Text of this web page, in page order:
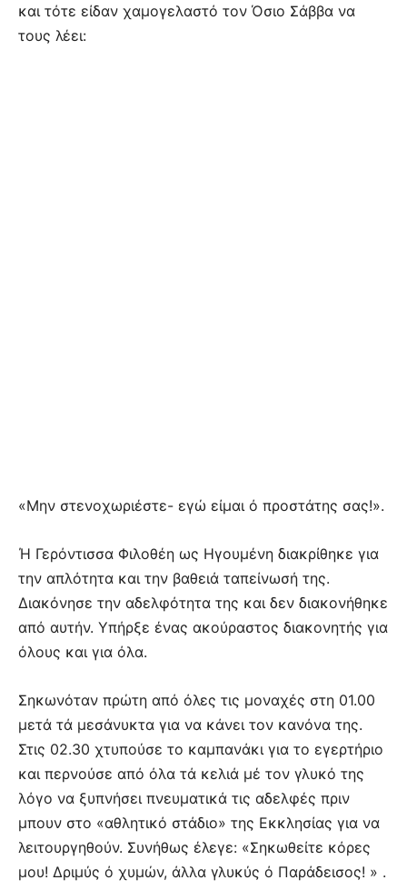
και τότε είδαν χαμογελαστό τον Όσιο Σάββα να
τους λέει:
«Μην στενοχωριέστε- εγώ είμαι ό προστάτης σας!».
Ή Γερόντισσα Φιλοθέη ως Ηγουμένη διακρίθηκε για
την απλότητα και την βαθειά ταπείνωσή της.
Διακόνησε την αδελφότητα της και δεν διακονήθηκε
από αυτήν. Υπήρξε ένας ακούραστος διακονητής για
όλους και για όλα.
Σηκωνόταν πρώτη από όλες τις μοναχές στη 01.00
μετά τά μεσάνυκτα για να κάνει τον κανόνα της.
Στις 02.30 χτυπούσε το καμπανάκι για το εγερτήριο
και περνούσε από όλα τά κελιά μέ τον γλυκό της
λόγο να ξυπνήσει πνευματικά τις αδελφές πριν
μπουν στο «αθλητικό στάδιο» της Εκκλησίας για να
λειτουργηθούν. Συνήθως έλεγε: «Σηκωθείτε κόρες
μου! Δριμύς ό χυμών, άλλα γλυκύς ό Παράδεισος! » .